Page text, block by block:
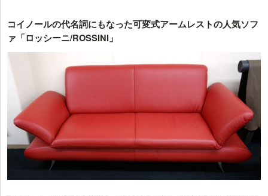
コイノールの代名詞にもなった可変式アームレストの人気ソフ
ァ「ロッシーニ/ROSSINI」